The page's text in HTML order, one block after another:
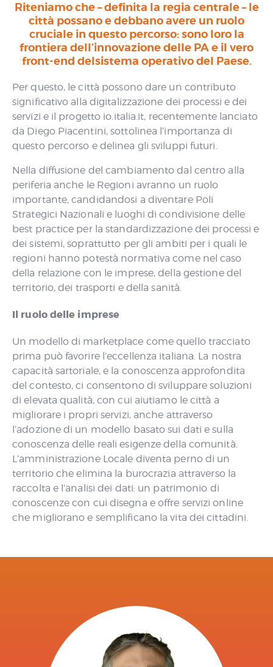
Riteniamo che – definita la regia centrale – le
città possano e debbano avere un ruolo
cruciale in questo percorso: sono loro la
frontiera dell’innovazione delle PA e il vero
front-end delsistema operativo del Paese.
Per questo, le città possono dare un contributo
significativo alla digitalizzazione dei processi e dei
servizi e il progetto io.italia.it, recentemente lanciato
da Diego Piacentini, sottolinea l’importanza di
questo percorso e delinea gli sviluppi futuri.
Nella diffusione del cambiamento dal centro alla
periferia anche le Regioni avranno un ruolo
importante, candidandosi a diventare Poli
Strategici Nazionali e luoghi di condivisione delle
best practice per la standardizzazione dei processi e
dei sistemi, soprattutto per gli ambiti per i quali le
regioni hanno potestà normativa come nel caso
della relazione con le imprese, della gestione del
territorio, dei trasporti e della sanità.
Il ruolo delle imprese
Un modello di marketplace come quello tracciato
prima può favorire l’eccellenza italiana. La nostra
capacità sartoriale, e la conoscenza approfondita
del contesto, ci consentono di sviluppare soluzioni
di elevata qualità, con cui aiutiamo le città a
migliorare i propri servizi, anche attraverso
l’adozione di un modello basato sui dati e sulla
conoscenza delle reali esigenze della comunità.
L’amministrazione Locale diventa perno di un
territorio che elimina la burocrazia attraverso la
raccolta e l’analisi dei dati: un patrimonio di
conoscenze con cui disegna e offre servizi online
che migliorano e semplificano la vita dei cittadini.